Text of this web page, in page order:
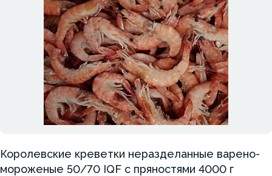
Королевские креветки неразделанные варено-
мороженые 50/70 IQF с пряностями 4000 г